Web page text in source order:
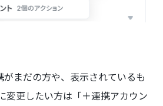
まだの方や、表示されているも
変更したい方は「＋連携アカウン